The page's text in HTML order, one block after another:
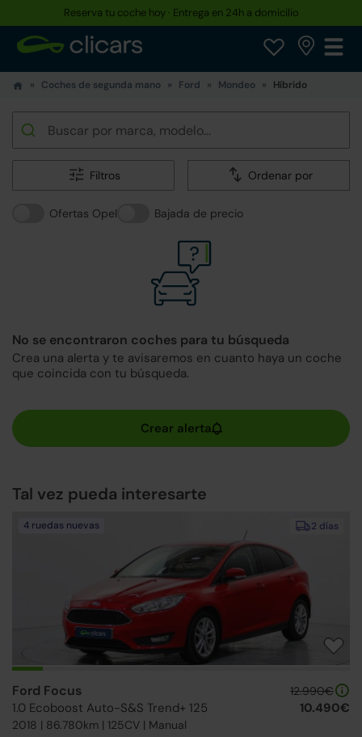
Reserva tu coche hoy · Entrega en 24h a domicilio
Coches de segunda mano Ford Mondeo Híbrido
Filtros Ordenar por
Ofertas Opel Bajada de precio
No se encontraron coches para tu búsqueda
Crea una alerta y te avisaremos en cuanto haya un coche
que coincida con tu búsqueda.
Tal vez pueda interesarte
2 días
4 ruedas nuevas
Ford Focus
1.0 Ecoboost Auto-S&S Trend+ 125
2018 | 86.780km | 125CV | Manual
12.990€
10.490€